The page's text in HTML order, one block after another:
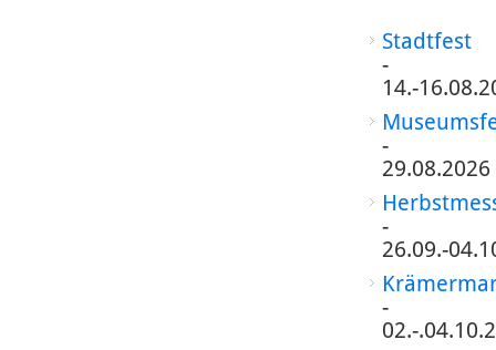
Stadtfest
-
14.-
-
29.08.2026
-
26.09.-
-
02.-